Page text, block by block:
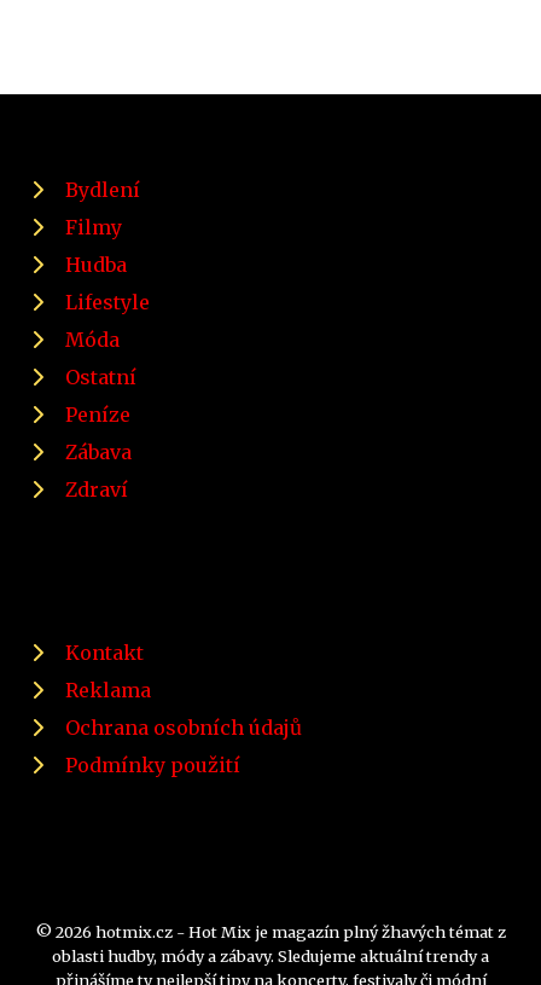
Bydlení
Filmy
Hudba
Lifestyle
Móda
Ostatní
Peníze
Zábava
Zdraví
Kontakt
Reklama
Ochrana osobních údajů
Podmínky použití
© 2026 hotmix.cz - Hot Mix je magazín plný žhavých témat z
oblasti hudby, módy a zábavy. Sledujeme aktuální trendy a
přinášíme ty nejlepší tipy na koncerty, festivaly či módní